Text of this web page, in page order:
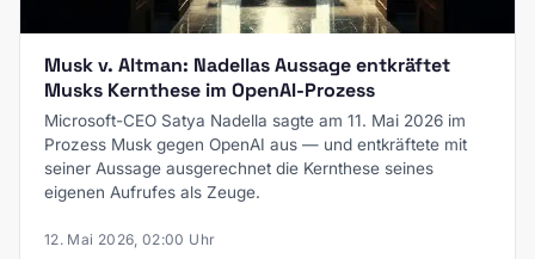
Musk v. Altman: Nadellas Aussage entkräftet
Musks Kernthese im OpenAI-Prozess
Microsoft-CEO Satya Nadella sagte am 11. Mai 2026 im
Prozess Musk gegen OpenAI aus — und entkräftete mit
seiner Aussage ausgerechnet die Kernthese seines
eigenen Aufrufes als Zeuge.
12. Mai 2026, 02:00 Uhr